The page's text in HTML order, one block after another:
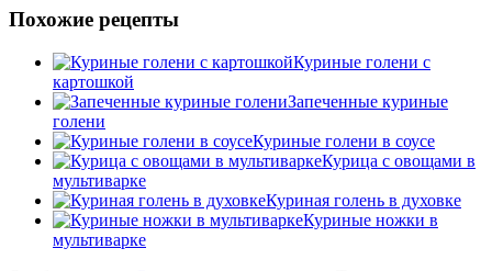
Похожие рецепты
Куриные голени с
картошкой
Запеченные куриные
голени
Куриные голени в соусе
Курица с овощами в
мультиварке
Куриная голень в духовке
Куриные ножки в
мультиварке